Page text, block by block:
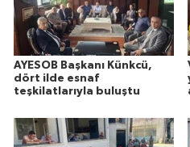
AYESOB Başkanı Künkcü,
dört ilde esnaf
teşkilatlarıyla buluştu